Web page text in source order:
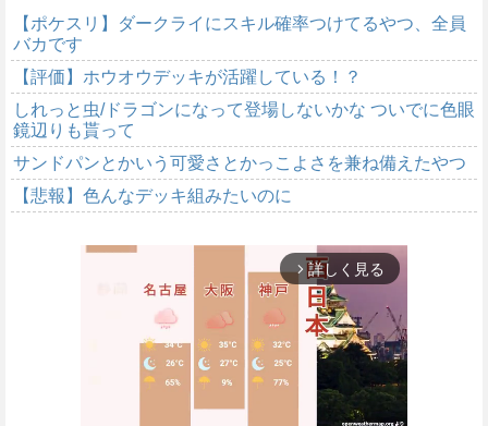
【ポケスリ】ダークライにスキル確率つけてるやつ、全員
バカです
【評価】ホウオウデッキが活躍している！？
しれっと虫/ドラゴンになって登場しないかな ついでに色眼
鏡辺りも貰って
サンドパンとかいう可愛さとかっこよさを兼ね備えたやつ
【悲報】色んなデッキ組みたいのに
arrow_forward_ios 詳しく見る